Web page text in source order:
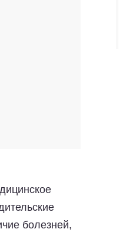
болезней,